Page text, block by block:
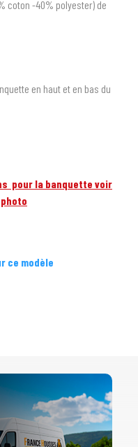
coton -40% polyester) de
en haut et en bas du
pour la banquette voir
ce modèle